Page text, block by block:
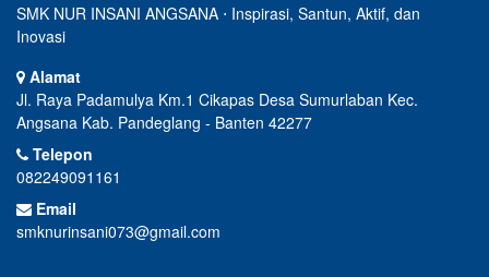
SMK NUR INSANI ANGSANA ⋅ Inspirasi, Santun, Aktif, dan
Inovasi
Alamat
Jl. Raya Padamulya Km.1 Cikapas Desa Sumurlaban Kec.
Angsana Kab. Pandeglang - Banten 42277
Telepon
082249091161
Email
smknurinsani073@gmail.com